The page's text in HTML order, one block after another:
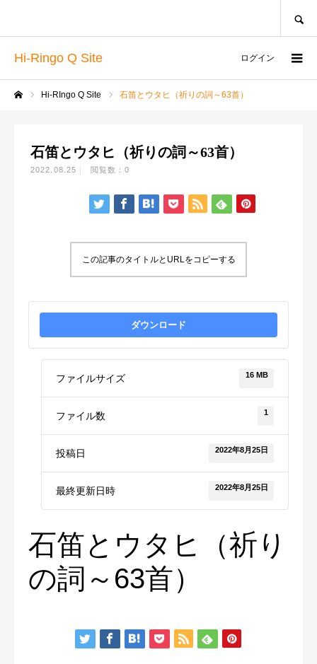
Hi-Ringo Q Site ログイン
Hi-RIngo Q Site 石笛とウタヒ（祈りの詞～63首）
石笛とウタヒ（祈りの詞～63首）
2022.08.25 閲覧数：0
この記事のタイトルとURLをコピーする
ダウンロード
ファイルサイズ 16 MB
ファイル数 1
投稿日 2022年8月25日
最終更新日時 2022年8月25日
石笛とウタヒ（祈り
の詞～63首）